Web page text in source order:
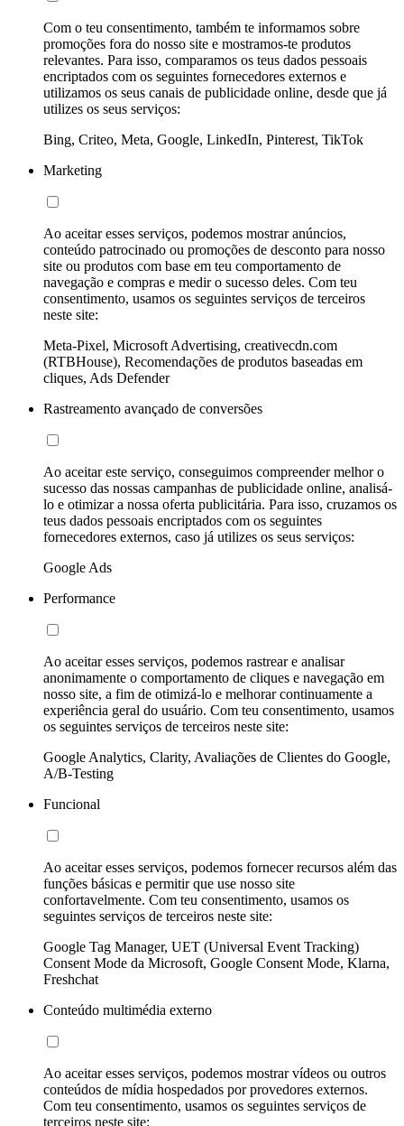
Com o teu consentimento, também te informamos sobre
promoções fora do nosso site e mostramos-te produtos
relevantes. Para isso, comparamos os teus dados pessoais
encriptados com os seguintes fornecedores externos e
utilizamos os seus canais de publicidade online, desde que já
utilizes os seus serviços:
Bing, Criteo, Meta, Google, LinkedIn, Pinterest, TikTok
Marketing
Ao aceitar esses serviços, podemos mostrar anúncios,
conteúdo patrocinado ou promoções de desconto para nosso
site ou produtos com base em teu comportamento de
navegação e compras e medir o sucesso deles. Com teu
consentimento, usamos os seguintes serviços de terceiros
neste site:
Meta-Pixel, Microsoft Advertising, creativecdn.com
(RTBHouse), Recomendações de produtos baseadas em
cliques, Ads Defender
Rastreamento avançado de conversões
Ao aceitar este serviço, conseguimos compreender melhor o
sucesso das nossas campanhas de publicidade online, analisá-
lo e otimizar a nossa oferta publicitária. Para isso, cruzamos os
teus dados pessoais encriptados com os seguintes
fornecedores externos, caso já utilizes os seus serviços:
Google Ads
Performance
Ao aceitar esses serviços, podemos rastrear e analisar
anonimamente o comportamento de cliques e navegação em
nosso site, a fim de otimizá-lo e melhorar continuamente a
experiência geral do usuário. Com teu consentimento, usamos
os seguintes serviços de terceiros neste site:
Google Analytics, Clarity, Avaliações de Clientes do Google,
A/B-Testing
Funcional
Ao aceitar esses serviços, podemos fornecer recursos além das
funções básicas e permitir que use nosso site
confortavelmente. Com teu consentimento, usamos os
seguintes serviços de terceiros neste site:
Google Tag Manager, UET (Universal Event Tracking)
Consent Mode da Microsoft, Google Consent Mode, Klarna,
Freshchat
Conteúdo multimédia externo
Ao aceitar esses serviços, podemos mostrar vídeos ou outros
conteúdos de mídia hospedados por provedores externos.
Com teu consentimento, usamos os seguintes serviços de
terceiros neste site: